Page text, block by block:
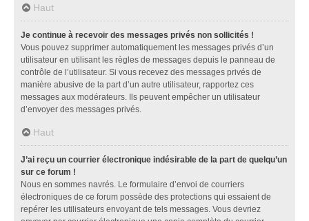
Haut
Je continue à recevoir des messages privés non sollicités !
Vous pouvez supprimer automatiquement les messages privés d’un
utilisateur en utilisant les règles de messages depuis le panneau de
contrôle de l’utilisateur. Si vous recevez des messages privés de
manière abusive de la part d’un autre utilisateur, rapportez ces
messages aux modérateurs. Ils peuvent empêcher un utilisateur
d’envoyer des messages privés.
Haut
J’ai reçu un courrier électronique indésirable de la part de quelqu’un
sur ce forum !
Nous en sommes navrés. Le formulaire d’envoi de courriers
électroniques de ce forum possède des protections qui essaient de
repérer les utilisateurs envoyant de tels messages. Vous devriez